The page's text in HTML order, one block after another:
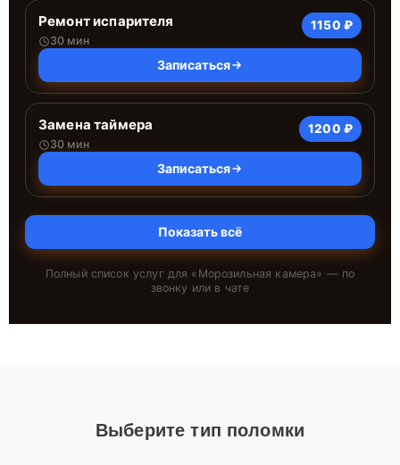
Ремонт испарителя
30 мин
1150 ₽
Записаться
Замена таймера
30 мин
1200 ₽
Записаться
Показать всё
Полный список услуг для « Морозильная камера» — по
звонку или в чате
Выберите тип поломки